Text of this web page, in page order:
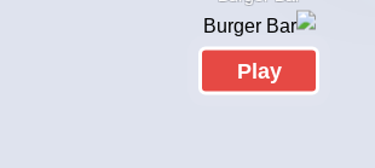
Play